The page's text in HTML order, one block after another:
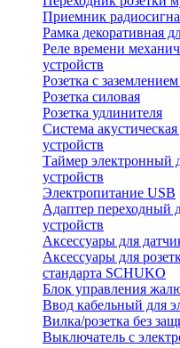
Приемник
Рамка декоративная
Реле времени
устройств
Розетка с
Розетка силовая
Розетка удлинителя
Система
устройств
Таймер электронный
устройств
Электропитание USB
Адаптер переходный
устройств
Аксессуары для
Аксессуары для
стандарта SCHUKO
Блок управления
Ввод кабельный для
Вилка/розетка без
Выключатель с